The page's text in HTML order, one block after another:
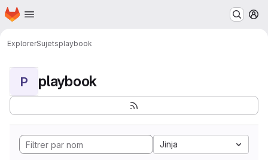
Passer au contenu principal
Page d'accueil
ExplorerSujetsplaybook
P playbook
Jinja